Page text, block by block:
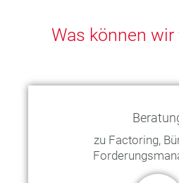
Was können wir
zu Factoring,